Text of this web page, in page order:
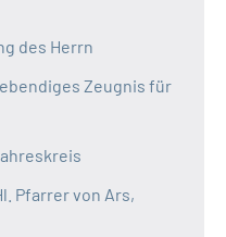
des Herrn
Zeugnis für
Pfarrer von Ars,